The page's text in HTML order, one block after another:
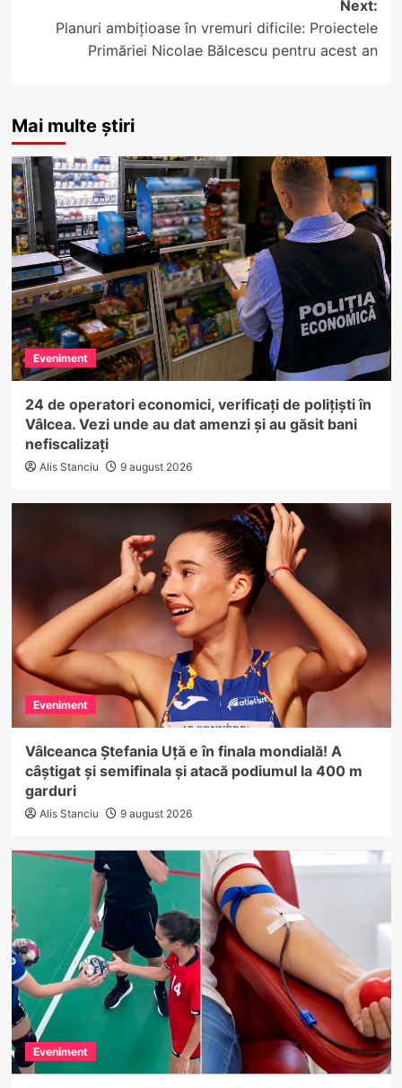
Next:
Planuri ambițioase în vremuri dificile: Proiectele
Primăriei Nicolae Bălcescu pentru acest an
Mai multe știri
Eveniment
24 de operatori economici, verificați de polițiști în
Vâlcea. Vezi unde au dat amenzi și au găsit bani
nefiscalizați
Alis Stanciu 9 august 2026
Eveniment
Vâlceanca Ștefania Uță e în finala mondială! A
câștigat și semifinala și atacă podiumul la 400 m
garduri
Alis Stanciu 9 august 2026
Eveniment